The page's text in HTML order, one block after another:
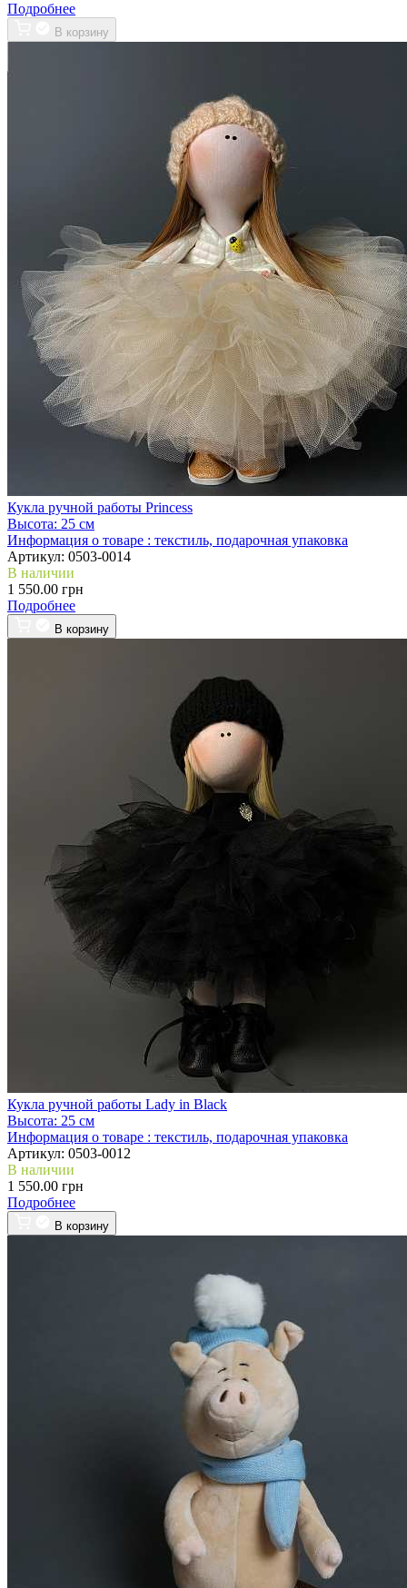
Подробнее
В корзину
Кукла ручной работы Princess
Высота: 25 см
Информация о товаре : текстиль, подарочная упаковка
Артикул: 0503-0014
В наличии
1 550.00 грн
Подробнее
В корзину
Кукла ручной работы Lady in Black
Высота: 25 см
Информация о товаре : текстиль, подарочная упаковка
Артикул: 0503-0012
В наличии
1 550.00 грн
Подробнее
В корзину